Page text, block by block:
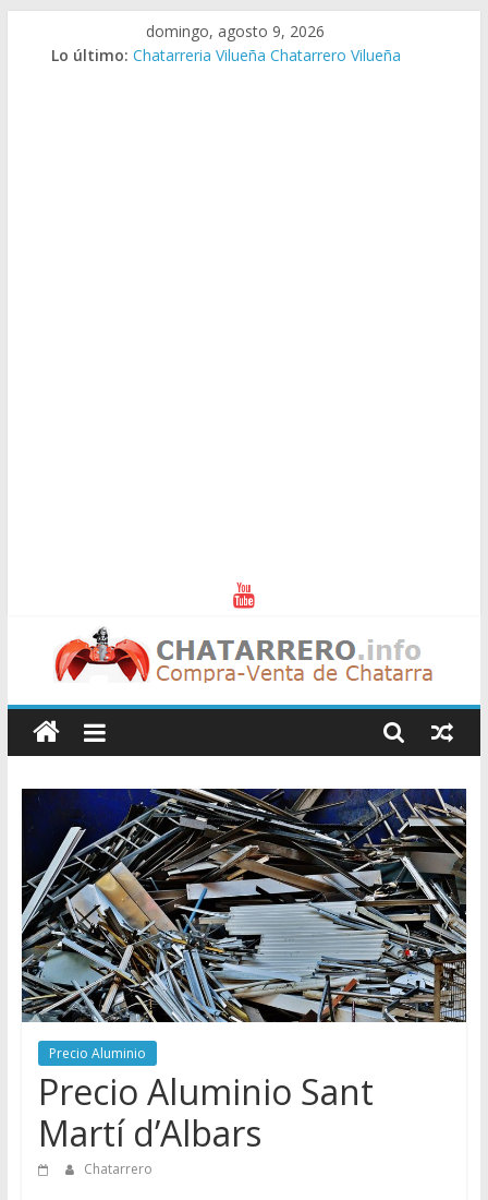
domingo, agosto 9, 2026
Lo último: Chatarreria Vilueña Chatarrero Vilueña
Chatarreros
–
Precio
de
Chatarra
Directorio
de
Chatarreros
para
vender
Chatarra
Precio Aluminio
Precio Aluminio Sant
Martí d’Albars
Chatarrero